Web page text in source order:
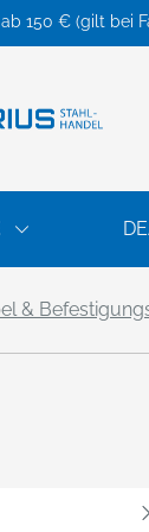
150 € (gilt bei
&